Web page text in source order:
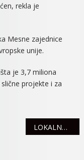
rekla je
Mesne zajednice
unije.
je 3,7 miliona
projekte i za
LOKALNA SAMOUPRAVA SUBVENCIONIŠE KAMATE NA KREDITE